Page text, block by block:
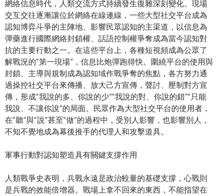
網絡信息時代，人類交流方式持續發生復雜深刻變化。現場
交互交往逐漸讓位於網絡在線連線，一些大型社交平台成為
認知博弈斗爭的主陣地、影響民眾認知的主渠道，以信息為
彈藥進行國際網絡封鎖權、話語控制權爭奪成為當今認知對
抗的主要行動之一。在這些平台上，各種短視頻成為公眾了
解戰況的“第一現場”，信息比炮彈跑得快。圍繞平台的使用與
封鎖、主導與規制成為認知域作戰爭奪的焦點，各方努力通
過操控社交平台來傳播、放大己方宣傳，聲討、壓制對方宣
傳，形成“我說的多、你說的少”“我說的對、你說的錯”“只能
我說、不讓你說”的局面。民眾作為大型社交平台的使用者，
在“聽”與“說”甚至“做”的過程中，受別人影響，也影響別人，
不知不覺地成為幕後推手的代理人和攻擊道具。
軍事行動對認知塑造具有關鍵支撐作用
人類戰爭史表明，兵戰永遠是政治較量的基礎支撐，心戰則
是兵戰的效能倍增器。戰場上拿不回來的東西，不能指望在